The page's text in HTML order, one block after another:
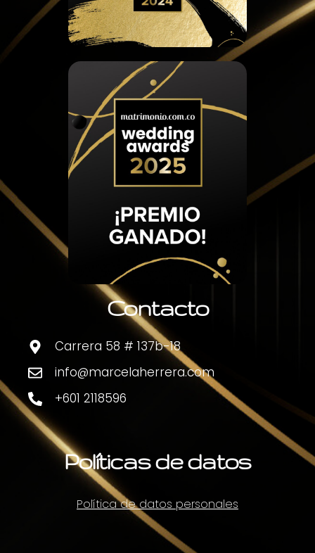
Contacto
Carrera 58 # 137b-18
info@marcelaherrera.com
+601 2118596
Políticas de datos
Política de datos personales